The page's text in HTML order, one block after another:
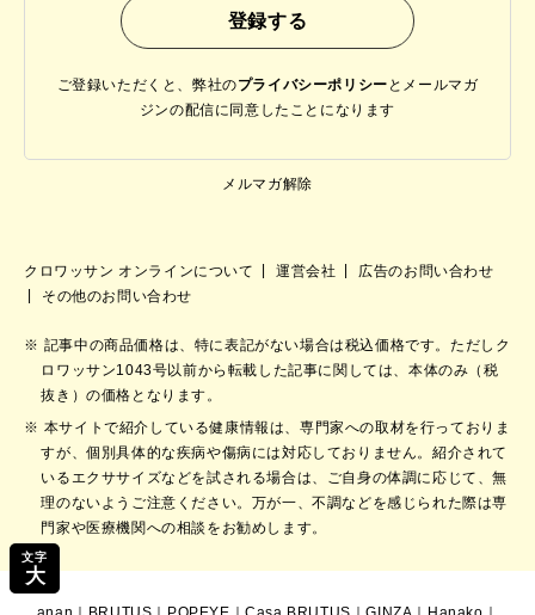
文字
大
ご登録いただくと、弊社のプライバシーポリシー と メールマガ
ジンの配信に同意したことになります
メルマガ解除
クロワッサン オンラインについて 運営会社
広告のお問い合わせ
その他のお問い合わせ
記事中の商品価格は、特に表記がない場合は税込価格です。ただしク
ロワッサン1043号以前から転載した記事に関しては、本体のみ（税
抜き）の価格となります。
本サイトで紹介している健康情報は、専門家への取材を行っておりま
すが、個別具体的な疾病や傷病には対応しておりません。紹介されて
いるエクササイズなどを試される場合は、ご自身の体調に応じて、無
理のないようご注意ください。万が一、不調などを感じられた際は専
門家や医療機関への相談をお勧めします。